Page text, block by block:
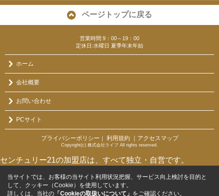
ページトップに戻る
営業時間:9：00～19：00
定休日:水曜日 夏季年末年始
ホーム
会社概要
お問い合わせ
PCサイト
プライバシーポリシー 利用規約 ｜アクセスマップ
Copyright(c) 株式会社ライブ All rights reserved.
センチュリー21の加盟店は、すべて独立・自営です。
当サイトでは、お客様の当サイト利用状況把握、サービス向上検討を目的と
して、クッキー（Cookie）を使用しています。
詳しくは、当社の 「Cookieの取扱いについて」 をご確認ください。